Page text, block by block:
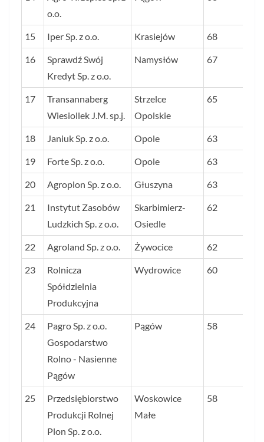
o.o.
15 Iper Sp. z o.o. Krasiejów 68
16
Sprawdź Swój
Kredyt Sp. z o.o.
Namysłów 67
17
Transannaberg
Wiesiollek J.M. sp.j.
Strzelce
Opolskie
65
18 Janiuk Sp. z o.o. Opole 63
19 Forte Sp. z o.o. Opole 63
20 Agroplon Sp. z o.o. Głuszyna 63
21
Instytut Zasobów
Ludzkich Sp. z o.o.
Skarbimierz-
Osiedle
62
22 Agroland Sp. z o.o. Żywocice 62
23
Rolnicza
Spółdzielnia
Produkcyjna
Wydrowice 60
24
Pagro Sp. z o.o.
Gospodarstwo
Rolno - Nasienne
Pągów
Pągów 58
25
Przedsiębiorstwo
Produkcji Rolnej
Plon Sp. z o.o.
Woskowice
Małe
58